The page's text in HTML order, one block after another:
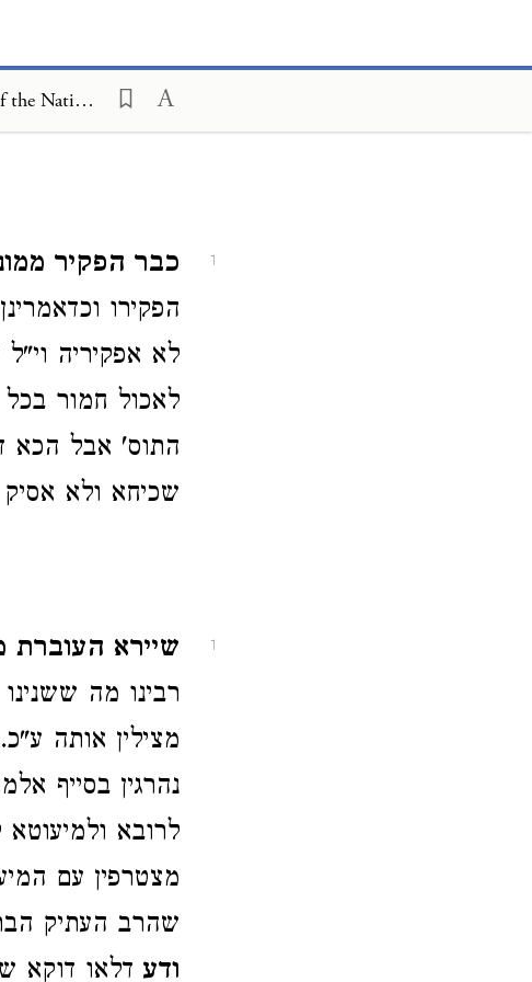
Peri Chadash on Mishneh Torah, Foreign Worship and Customs of the Nations 4:8
1 כבר הפקיר
הפקירו וכדאמרינן
לא אפקיריה
לאכול חמור
התוס' אבל הכא
שכיחא ולא
1 שיירא העוברת
רבינו מה
מצילין אותה
נהרגין בסייף
לרובא
מצטרפין עם
שהרב העתיק
ודע דלאו דוקא